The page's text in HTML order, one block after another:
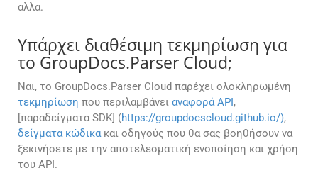
αλλα.
Υπάρχει διαθέσιμη τεκμηρίωση για
το GroupDocs.Parser Cloud;
Ναι, το GroupDocs.Parser Cloud παρέχει ολοκληρωμένη
τεκμηρίωση που περιλαμβάνει αναφορά API,
[παραδείγματα SDK] (https://groupdocscloud.github.io/),
δείγματα κώδικακαι οδηγούς που θα σας βοηθήσουν να
ξεκινήσετε με την αποτελεσματική ενοποίηση και χρήση
του API.